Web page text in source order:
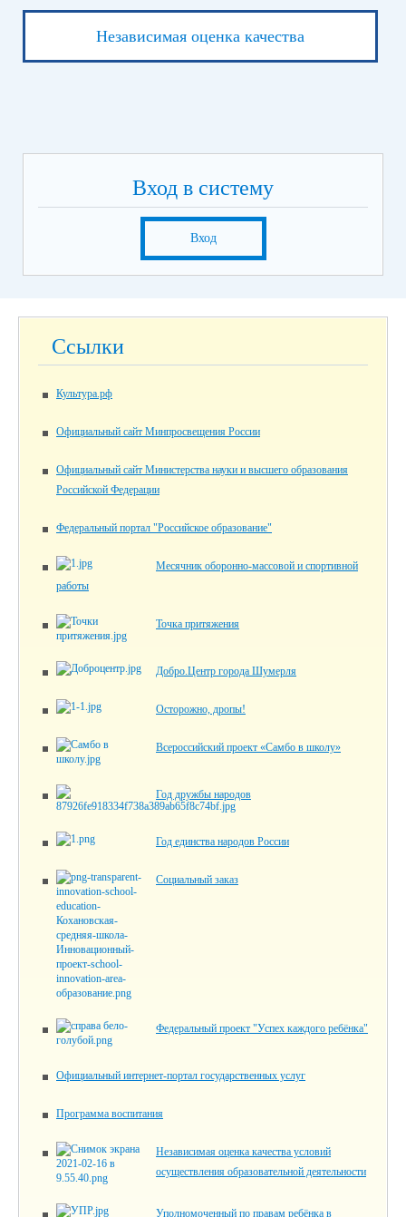
Независимая оценка качества
Вход в систему
Вход
Ссылки
Культура.рф
Официальный сайт Минпросвещения России
Официальный сайт Министерства науки и высшего образования
Российской Федерации
Федеральный портал "Российское образование"
Месячник оборонно-массовой и спортивной
работы
Точка притяжения
Добро.Центр города Шумерля
Осторожно, дропы!
Всероссийский проект «Самбо в школу»
Год дружбы народов
Год единства народов России
Социальный заказ
Федеральный проект "Успех каждого ребёнка"
Официальный интернет-портал государственных услуг
Программа воспитания
Независимая оценка качества условий
осуществления образовательной деятельности
Уполномоченный по правам ребёнка в